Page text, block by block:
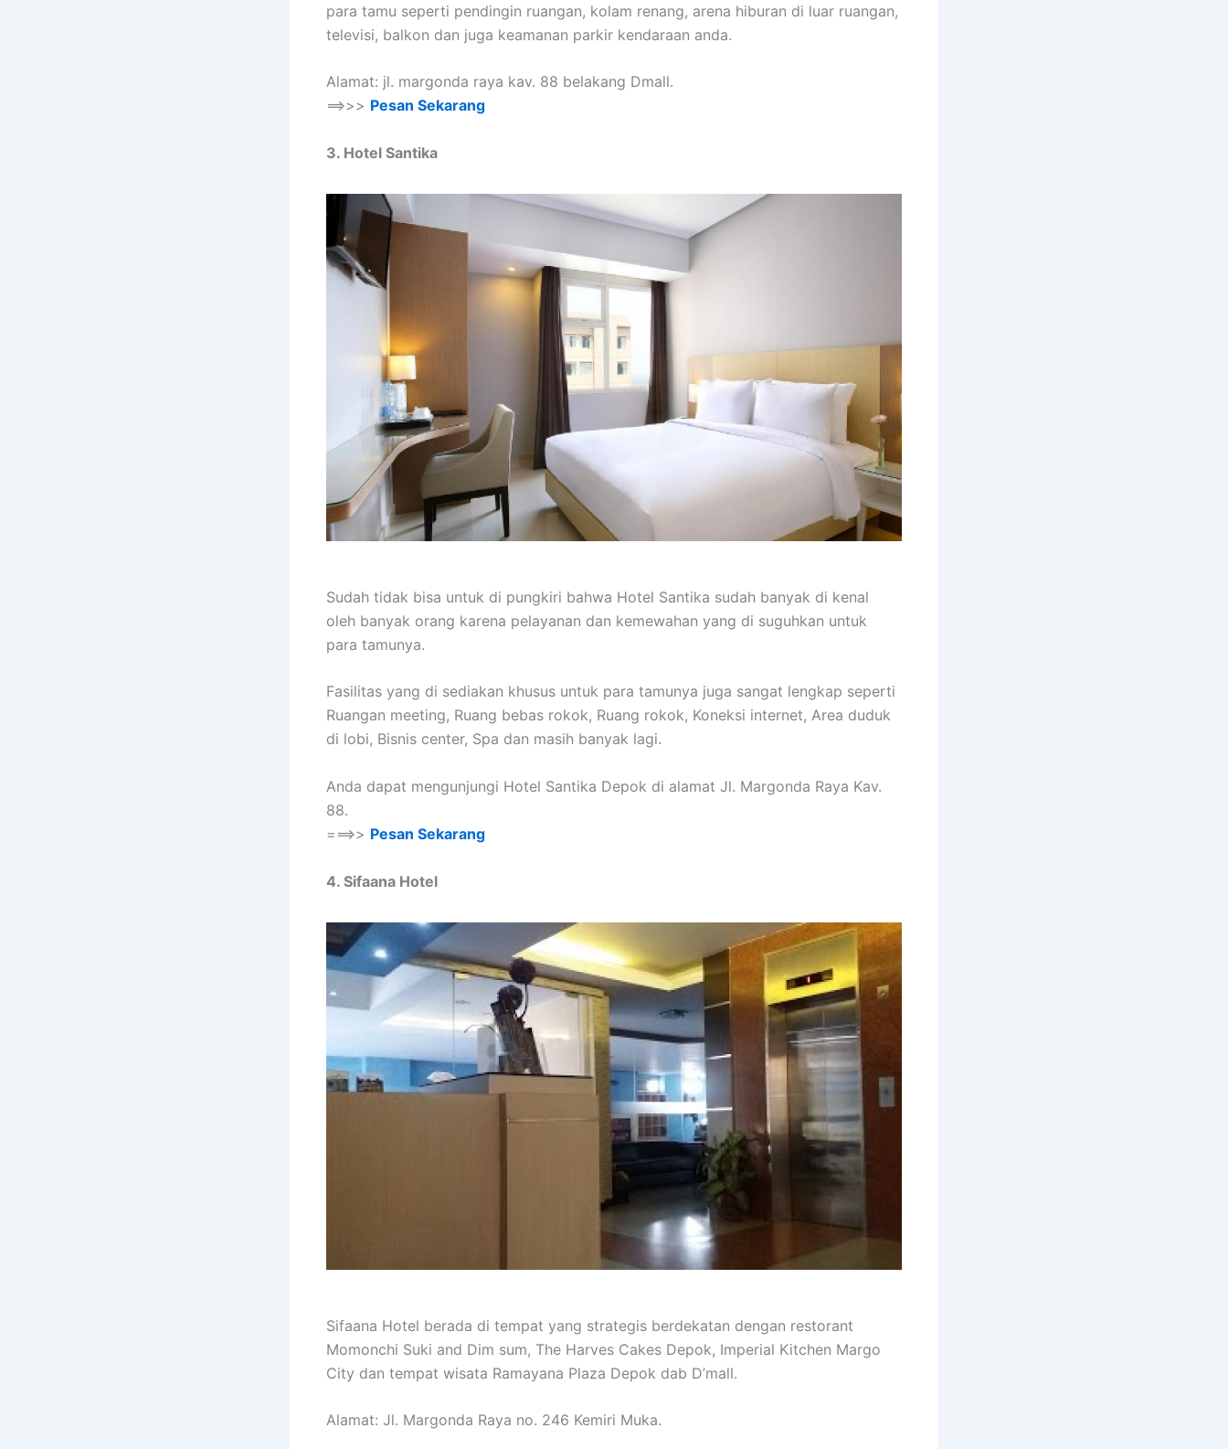
para tamu seperti pendingin ruangan, kolam renang, arena hiburan di luar ruangan,
televisi, balkon dan juga keamanan parkir kendaraan anda.
Alamat: jl. margonda raya kav. 88 belakang Dmall.
==>>> Pesan Sekarang
3. Hotel Santika
Sudah tidak bisa untuk di pungkiri bahwa Hotel Santika sudah banyak di kenal
oleh banyak orang karena pelayanan dan kemewahan yang di suguhkan untuk
para tamunya.
Fasilitas yang di sediakan khusus untuk para tamunya juga sangat lengkap seperti
Ruangan meeting, Ruang bebas rokok, Ruang rokok, Koneksi internet, Area duduk
di lobi, Bisnis center, Spa dan masih banyak lagi.
Anda dapat mengunjungi Hotel Santika Depok di alamat Jl. Margonda Raya Kav.
88.
===>> Pesan Sekarang
4. Sifaana Hotel
Sifaana Hotel berada di tempat yang strategis berdekatan dengan restorant
Momonchi Suki and Dim sum, The Harves Cakes Depok, Imperial Kitchen Margo
City dan tempat wisata Ramayana Plaza Depok dab D’mall.
Alamat: Jl. Margonda Raya no. 246 Kemiri Muka.